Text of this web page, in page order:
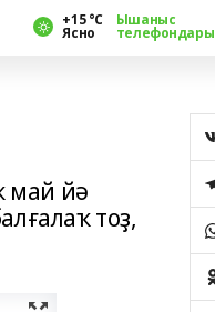
+15 °С
Ясно
Ышаныс
телефондары
май йә
тоҙ,